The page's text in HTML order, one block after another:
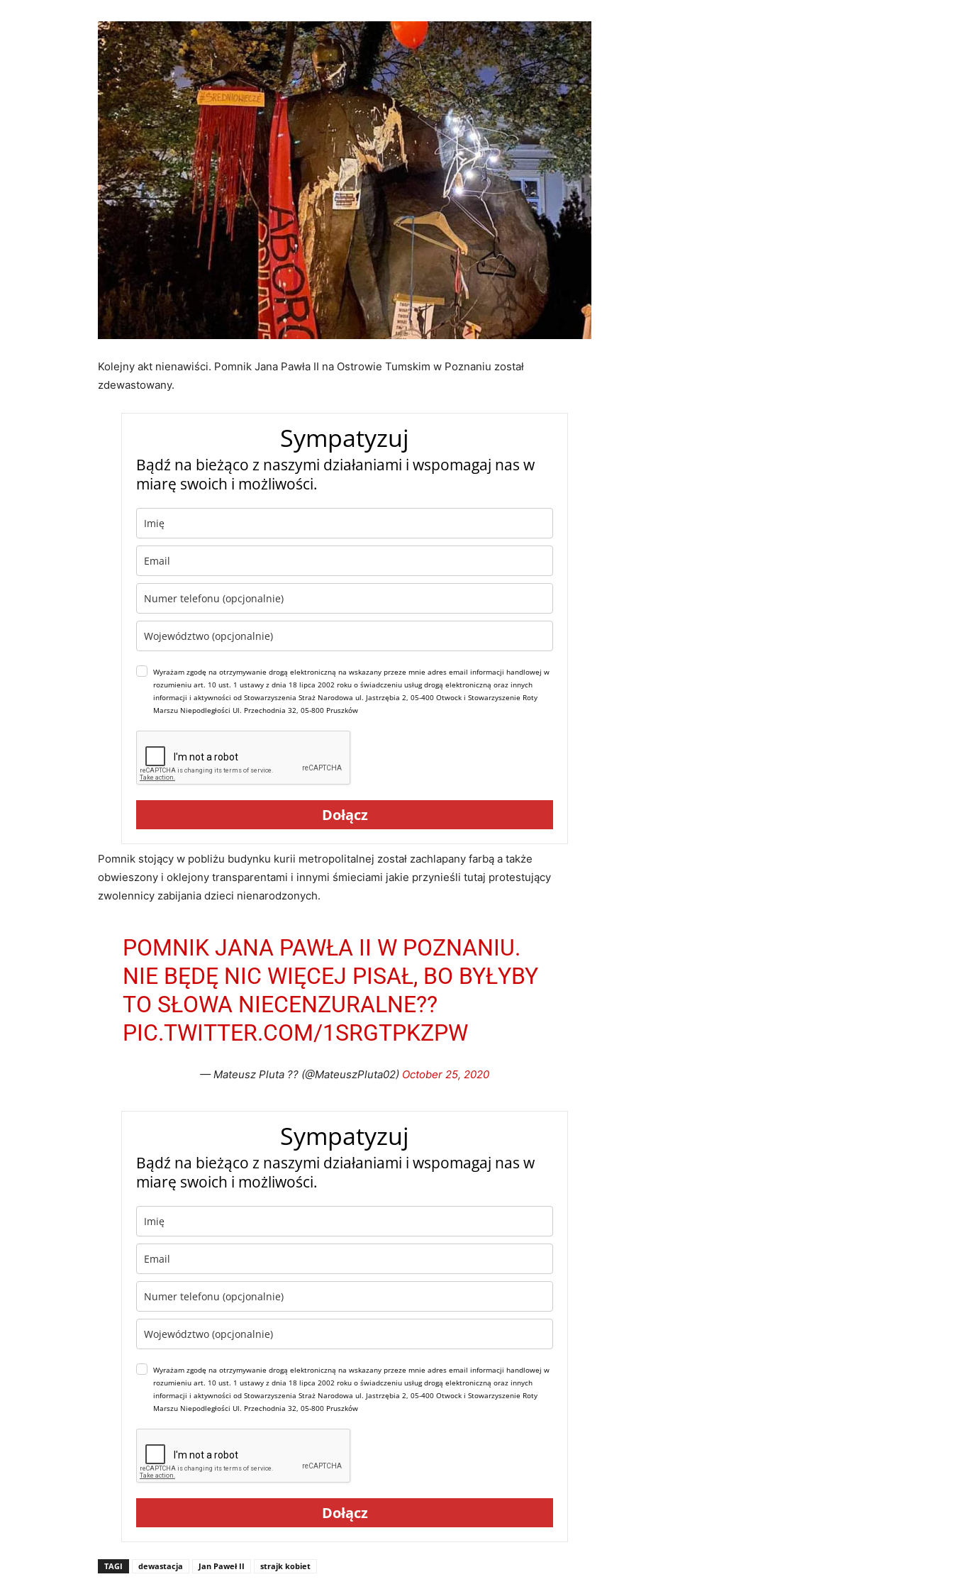
Kolejny akt nienawiści. Pomnik Jana Pawła II na Ostrowie Tumskim w Poznaniu został
zdewastowany.
Sympatyzuj
Bądź na bieżąco z naszymi działaniami i wspomagaj nas w
miarę swoich i możliwości.
Wyrażam zgodę na otrzymywanie drogą elektroniczną na wskazany przeze mnie adres email informacji handlowej w
rozumieniu art. 10 ust. 1 ustawy z dnia 18 lipca 2002 roku o świadczeniu usług drogą elektroniczną oraz innych
informacji i aktywności od Stowarzyszenia Straż Narodowa ul. Jastrzębia 2, 05-400 Otwock i Stowarzyszenie Roty
Marszu Niepodległości Ul. Przechodnia 32, 05-800 Pruszków
Dołącz
Pomnik stojący w pobliżu budynku kurii metropolitalnej został zachlapany farbą a także
obwieszony i oklejony transparentami i innymi śmieciami jakie przynieśli tutaj protestujący
zwolennicy zabijania dzieci nienarodzonych.
POMNIK JANA PAWŁA II W POZNANIU.
NIE BĘDĘ NIC WIĘCEJ PISAŁ, BO BYŁYBY
TO SŁOWA NIECENZURALNE??
PIC.TWITTER.COM/1SRGTPKZPW
— Mateusz Pluta ?? (@MateuszPluta02) October 25, 2020
Sympatyzuj
Bądź na bieżąco z naszymi działaniami i wspomagaj nas w
miarę swoich i możliwości.
Wyrażam zgodę na otrzymywanie drogą elektroniczną na wskazany przeze mnie adres email informacji handlowej w
rozumieniu art. 10 ust. 1 ustawy z dnia 18 lipca 2002 roku o świadczeniu usług drogą elektroniczną oraz innych
informacji i aktywności od Stowarzyszenia Straż Narodowa ul. Jastrzębia 2, 05-400 Otwock i Stowarzyszenie Roty
Marszu Niepodległości Ul. Przechodnia 32, 05-800 Pruszków
Dołącz
TAGI dewastacja Jan Paweł II strajk kobiet